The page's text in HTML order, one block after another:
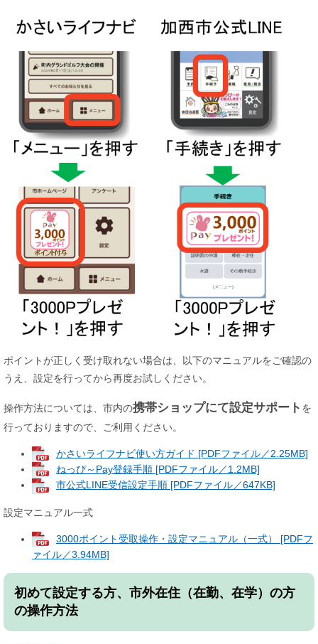
ポイントが正しく受け取れない場合は、以下のマニュアルをご確認の
うえ、設定を行ってから再度お試しください。
操作方法については、市内の携帯ショップにて設定サポート を
行っておりますので、ご利用ください。
かさいライフナビ使い方ガイド [PDFファイル／2.25MB]
ねっぴ～Pay登録手順 [PDFファイル／1.2MB]
市公式LINE受信設定手順 [PDFファイル／647KB]
設定マニュアル一式
3000ポイント受取操作・設定マニュアル（一式） [PDFフ
ァイル／3.94MB]
初めて設定する方、市外在住（在勤、在学）の方
の操作方法